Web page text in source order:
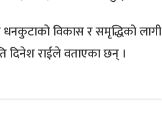
विकास र समृद्धिको लागी
दिनेश राईले वताएका छन् ।